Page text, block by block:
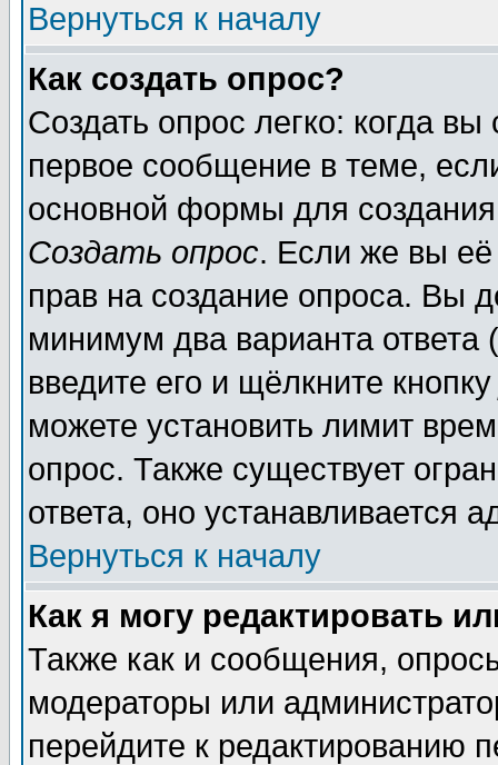
Вернуться к началу
Как создать опрос?
Создать опрос легко: когда
первое сообщение в теме,
основной формы для
Создать опрос. Если же вы её
прав на создание опроса. Вы
минимум два варианта ответа
введите его и щёлкните
можете установить лимит
опрос. Также существует
ответа, оно устанавливается
Вернуться к началу
Как я могу редактировать
Также как и сообщения,
модераторы или
перейдите к редактированию